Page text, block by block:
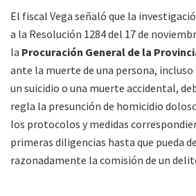
El fiscal Vega señaló que la
a la Resolución 1284 del 17 de
la Procuración General de la
ante la muerte de una persona,
un suicidio o una muerte accidental,
regla la presunción de homicidio
los protocolos y medidas
primeras diligencias hasta que pueda
razonadamente la comisión de un